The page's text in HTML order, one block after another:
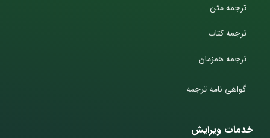
ترجمه متن
ترجمه کتاب
ترجمه همزمان
گواهی نامه ترجمه
خدمات ویرایش